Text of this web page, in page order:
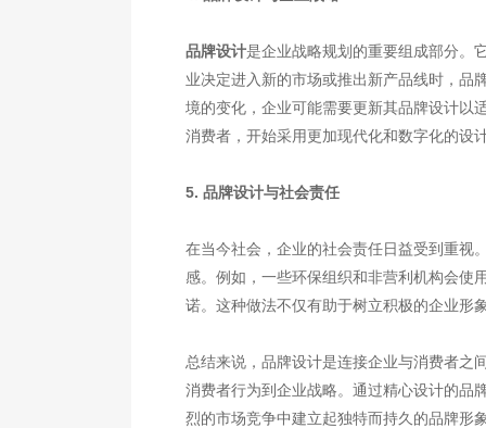
品牌设计是企业战略规划的重要组成部分。
业决定进入新的市场或推出新产品线时，品
境的变化，企业可能需要更新其品牌设计以
消费者，开始采用更加现代化和数字化的设计
5. 品牌设计与社会责任
在当今社会，企业的社会责任日益受到重视
感。例如，一些环保组织和非营利机构会使
诺。这种做法不仅有助于树立积极的企业形
总结来说，品牌设计是连接企业与消费者之
消费者行为到企业战略。通过精心设计的品
烈的市场竞争中建立起独特而持久的品牌形